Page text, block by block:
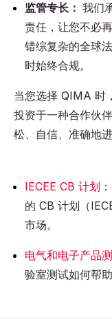
监管专长： 我们
责任，让您不必
错综复杂的全球
时始终合规。
当您选择 QIMA 时
投资于一种合作伙
松、自信、准确地
IECEE CB 计划
的 CB 计划（
市场。
电气和电子产品
验室测试如何帮